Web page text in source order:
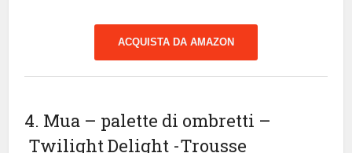
ACQUISTA DA AMAZON
4. Mua – palette di ombretti –
Twilight Delight -Trousse